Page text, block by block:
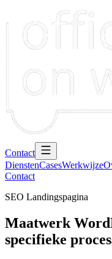
Contact
DienstenCasesWerkwijze
Contact
SEO Landingspagina
Maatwerk
specifieke